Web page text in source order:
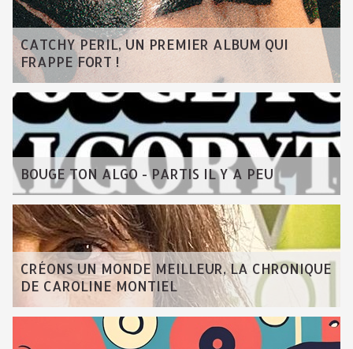
CATCHY PERIL, UN PREMIER ALBUM QUI
FRAPPE FORT !
BOUGE TON ALGO - PARTIS IL Y A PEU
CRÉONS UN MONDE MEILLEUR, LA CHRONIQUE
DE CAROLINE MONTIEL